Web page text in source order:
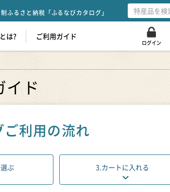
ふるさと納税「ふるなびカタログ」
は? ご利用ガイド
ログイン
イド
ご利用の流れ
ぶ 3.カートに入れる